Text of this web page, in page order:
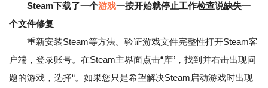
Steam下载了一个游戏一按开始就停止工作检查说缺失一
个文件修复
重新安装Steam等方法。验证游戏文件完整性打开Steam客
户端，登录账号。在Steam主界面点击“库”，找到并右击出现问
题的游戏，选择“。如果您只是希望解决Steam启动游戏时出现